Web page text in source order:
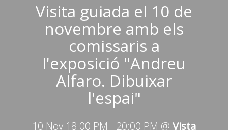
Visita guiada el 10 de
novembre amb els
comissaris a
l'exposició "Andreu
Alfaro. Dibuixar
l'espai"
10 Nov 18:00 PM - 20:00 PM @ Vista